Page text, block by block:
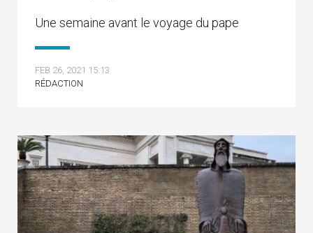
Une semaine avant le voyage du pape
FEB 26, 2021 15:13
RÉDACTION